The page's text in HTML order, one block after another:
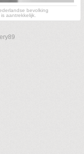
bevolking
aantrekkelijk.